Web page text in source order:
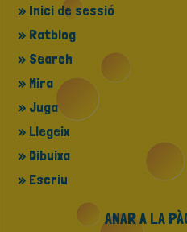
» Inici de sessió
» Ratblog
» Search
» Mira
» Juga
» Llegeix
» Dibuixa
» Escriu
ANAR A LA